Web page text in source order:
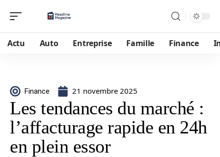
Actu Auto Entreprise Famille Finance
Finance 21 novembre 2025
Les tendances du marché :
l’affacturage rapide en 24h
en plein essor